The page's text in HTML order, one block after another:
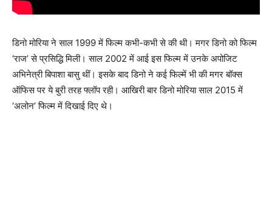
डिनो मोरिया ने साल 1999 में फिल्म कभी-कभी से की थी। मगर डिनो को फिल्म
‘राज’ से प्रसिद्धि मिली। साल 2002 में आई इस फिल्म में उनके अपोजिट
अभिनेत्री बिपाशा बासु थीं। इसके बाद डिनो ने कई फिल्में भी की मगर बॉक्स
ऑफिस पर ये बुरी तरह फ्लॉप रही। आखिरी बार डिनो मोरिया साल 2015 में
‘अलोन’ फिल्म में दिखाई दिए थे।